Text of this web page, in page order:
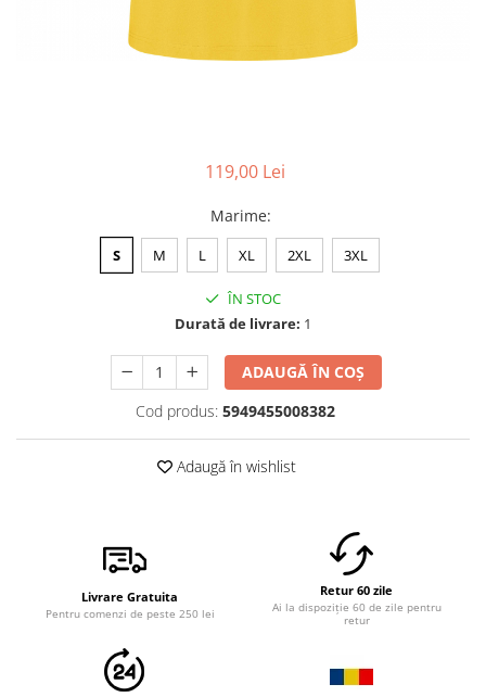
Colecții speciale
119,00 Lei
Marime:
S M L XL 2XL 3XL
ÎN STOC
Durată de livrare: 1
ADAUGĂ ÎN COȘ
Cod produs: 5949455008382
Adaugă în wishlist
Livrare Gratuita
Pentru comenzi de peste 250 lei
Retur 60 zile
Ai la dispoziție 60 de zile pentru
retur